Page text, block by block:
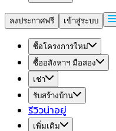
ลงประกาศฟรี เข้าสู่ระบบ
ซื้อโครงการใหม่
ซื้ออสังหาฯ มือสอง
เช่า
รับสร้างบ้าน
รีวิวน่าอยู่
เพิ่มเติม